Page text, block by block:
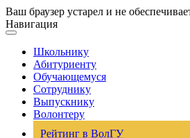
Ваш браузер устарел и не
Навигация
Школьнику
Абитуриенту
Обучающемуся
Сотруднику
Выпускнику
Волонтеру
Рейтинг в ВолГУ